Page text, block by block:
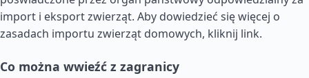
import i eksport zwierząt. Aby dowiedzieć się więcej o
zasadach importu zwierząt domowych, kliknij link.
Co można wwieźć z zagranicy